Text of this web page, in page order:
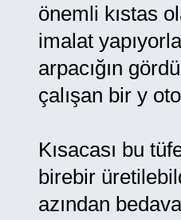
önemli kıstas
imalat
arpacığın
çalışan bir y
Kısacası bu
birebir
azından